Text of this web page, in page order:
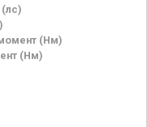
(Нм)
(Нм)